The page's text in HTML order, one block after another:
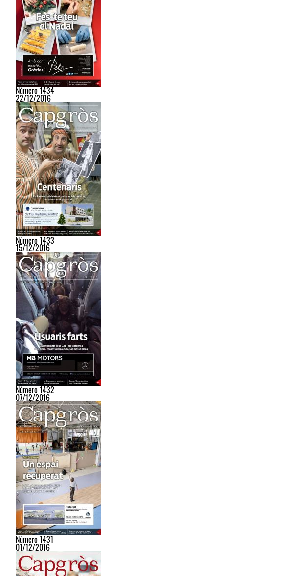
Número 1434
22/12/2016
Número 1433
15/12/2016
Número 1432
07/12/2016
Número 1431
01/12/2016